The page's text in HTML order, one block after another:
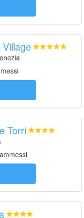
Torri